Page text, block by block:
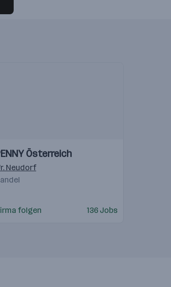
, Rothrist
Österreich
Neudorf
folgen 136 Jobs